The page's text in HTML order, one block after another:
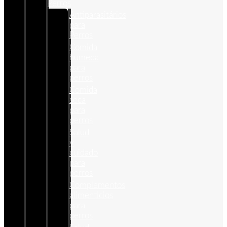
Perros
Antiparasitários
para
Perros
Comida
humeda
para
perros
Comida
seca
para
perros
Salud
y
cuidado
para
perros
Complementos
alimenticios
para
perros